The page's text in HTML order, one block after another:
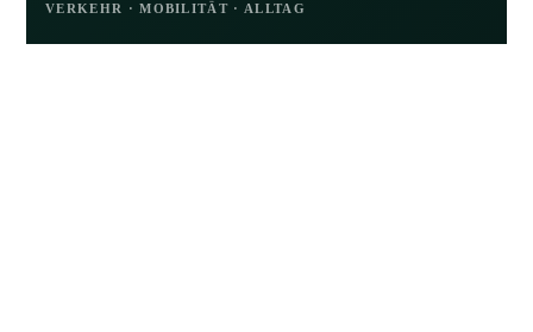
VERKEHR · MOBILITÄT · ALLTAG